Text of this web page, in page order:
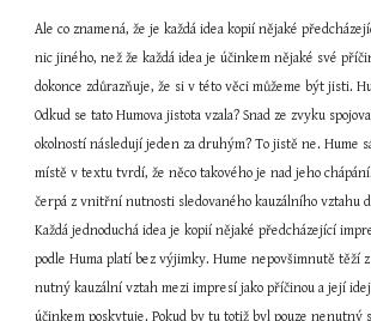
Ale co znamená, že je každá idea kopií nějaké
nic jiného, než že každá idea je účinkem nějaké své
dokonce zdůrazňuje, že si v této věci můžeme být jisti.
Odkud se tato Humova jistota vzala? Snad ze zvyku
okolností následují jeden za druhým? To jistě ne. Hume
místě v textu tvrdí, že něco takového je nad jeho chápání.
čerpá z vnitřní nutnosti sledovaného kauzálního vztahu
Každá jednoduchá idea je kopií nějaké předcházející
podle Huma platí bez výjimky. Hume nepovšimnutě těží
nutný kauzální vztah mezi impresí jako příčinou a její
účinkem poskytuje. Pokud by tu totiž byl pouze nenutný